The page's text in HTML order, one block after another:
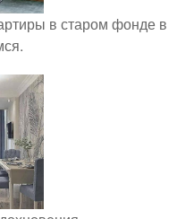
в старом фонде в